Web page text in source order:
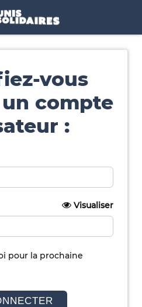
vous
compte
:
Visualiser
pour la prochaine